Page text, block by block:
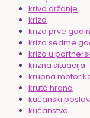
krivo držanje
kriza
kriza prve
kriza sedme
kriza u
krizna situacija
krupna
kruta hrana
kućanski
kućanstvo